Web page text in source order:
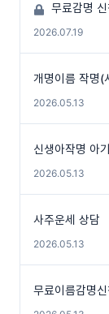
무료감명
2026.07.19
개명이름 작명(
2026.05.13
신생아작명 아
2026.05.13
사주운세 상담
2026.05.13
무료이름감명신